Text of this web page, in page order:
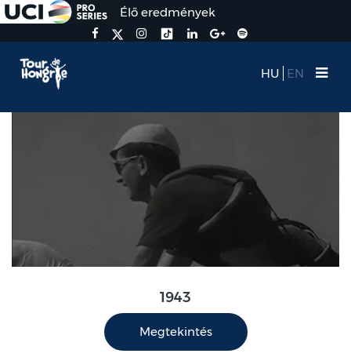
Élő eredmények
HU EN
1943
Megtekintés